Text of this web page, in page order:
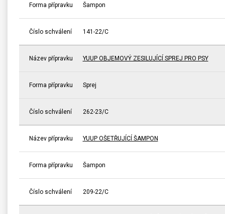
Forma přípravku Šampon
Číslo schválení 141-22/C
Název přípravku YUUP OBJEMOVÝ ZESILUJÍCÍ SPREJ PRO PSY
Forma přípravku Sprej
Číslo schválení 262-23/C
Název přípravku YUUP OŠETŘUJÍCÍ ŠAMPON
Forma přípravku Šampon
Číslo schválení 209-22/C